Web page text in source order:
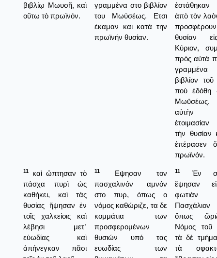
βιβλίῳ Μωυσῆ, καὶ
οὕτω τὸ πρωϊνόν.
γραμμένα στο βιβλίον
του Μωϋσέως. Ετσι
έκαμαν και κατά την
πρωϊνήν θυσίαν.
ἐστάθηκαν
ἀπὸ τὸν
θυσίαν
Κύριον,
πρὸς αὐτὰ
γραμμένα
βιβλίον
ποὺ ἐδόθη
αὐτὴν
τὴν θυσίαν
ἐπέρασεν
πρωϊνόν.
11
καὶ ὤπτησαν τὸ
πάσχα πυρὶ ὡς
καθήκει, καὶ τὰς
θυσίας ἥψησαν ἐν
τοῖς χαλκείοις καὶ
λέβησι μετ᾿
εὐωδίας καὶ
ἀπήνεγκαν πᾶσι
11
Εψησαν τον
πασχαλινόν αμνόν
στο πυρ, όπως ο
νόμος καθώριζε, τα δε
κομμάτια των
προσφερομένων
θυσιών υπό τας
ευωδίας των
11
Ἐν
ἔψησαν
Πασχάλιον
ὅπως
Νόμος τοῦ
τὰ δὲ
τὰ